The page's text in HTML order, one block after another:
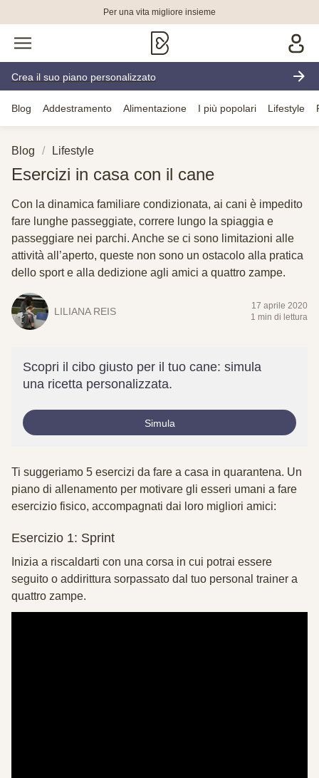
Per una vita migliore insieme
Crea il suo piano personalizzato
Blog Addestramento Alimentazione I più popolari Lifestyle
Blog Lifestyle
Esercizi in casa con il cane
Con la dinamica familiare condizionata, ai cani è impedito
fare lunghe passeggiate, correre lungo la spiaggia e
passeggiare nei parchi. Anche se ci sono limitazioni alle
attività all’aperto, queste non sono un ostacolo alla pratica
dello sport e alla dedizione agli amici a quattro zampe.
LILIANA REIS
17 aprile 2020
1 min di lettura
Scopri il cibo giusto per il tuo cane: simula
una ricetta personalizzata.
Simula
Ti suggeriamo 5 esercizi da fare a casa in quarantena. Un
piano di allenamento per motivare gli esseri umani a fare
esercizio fisico, accompagnati dai loro migliori amici:
Esercizio 1: Sprint
Inizia a riscaldarti con una corsa in cui potrai essere
seguito o addirittura sorpassato dal tuo personal trainer a
quattro zampe.